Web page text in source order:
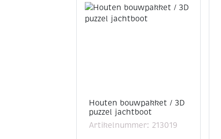
Houten bouwpakket / 3D
puzzel jachtboot
Artikelnummer: 213019